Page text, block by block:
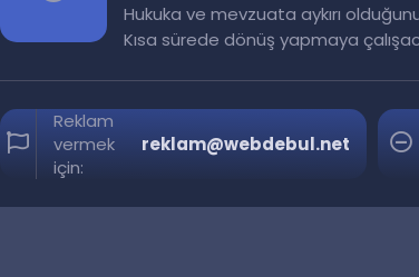
Hukuka ve mevzuata aykırı
Kısa sürede dönüş yapmaya
Reklam
vermek
için:
reklam@webdebul.net